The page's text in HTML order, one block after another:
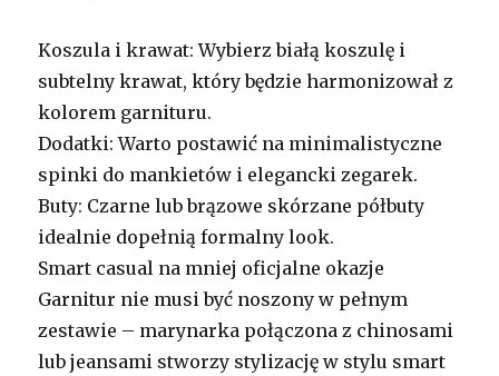
Koszula i krawat: Wybierz białą koszulę i
subtelny krawat, który będzie harmonizował z
kolorem garnituru.
Dodatki: Warto postawić na minimalistyczne
spinki do mankietów i elegancki zegarek.
Buty: Czarne lub brązowe skórzane półbuty
idealnie dopełnią formalny look.
Smart casual na mniej oficjalne okazje
Garnitur nie musi być noszony w pełnym
zestawie – marynarka połączona z chinosami
lub jeansami stworzy stylizację w stylu smart